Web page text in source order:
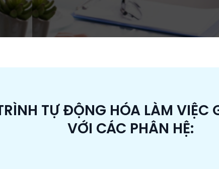
TỰ ĐỘNG HÓA LÀM VIỆC
VỚI CÁC PHÂN HỆ: